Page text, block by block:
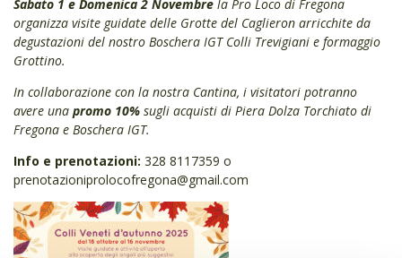
Sabato 1 e Domenica 2 Novembre la Pro Loco di Fregona
organizza visite guidate delle Grotte del Caglieron arricchite da
degustazioni del nostro Boschera IGT Colli Trevigiani e formaggio
Grottino.
In collaborazione con la nostra Cantina, i visitatori potranno
avere una promo 10% sugli acquisti di Piera Dolza Torchiato di
Fregona e Boschera IGT.
Info e prenotazioni: 328 8117359 o
prenotazioniprolocofregona@gmail.com